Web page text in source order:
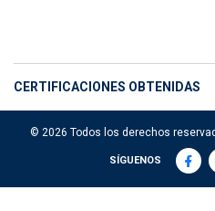
CERTIFICACIONES OBTENIDAS
© 2026 Todos los derechos
SÍGUENOS